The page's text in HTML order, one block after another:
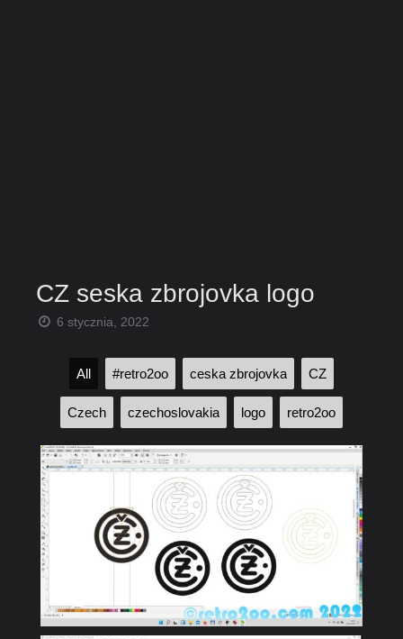
CZ seska zbrojovka logo
6 stycznia, 2022
All #retro2oo ceska zbrojovka CZ
Czech czechoslovakia logo retro2oo